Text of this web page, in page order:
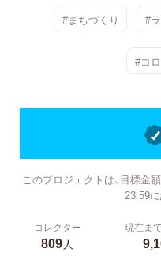
#まちづくり #
#コ
このプロジェクトは、目標金
23:59
コレクター
809人
現在ま